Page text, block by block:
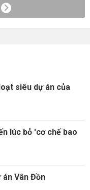
siêu dự án của
lúc bỏ 'cơ chế bao
án Vân Đồn